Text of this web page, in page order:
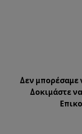
Δεν μπορέσαμε
Δοκιμάστε